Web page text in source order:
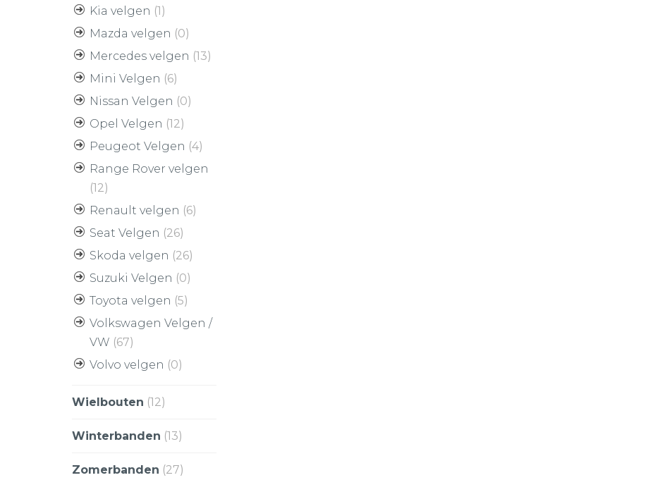
Kia velgen (1)
Mazda velgen (0)
Mercedes velgen (13)
Mini Velgen (6)
Nissan Velgen (0)
Opel Velgen (12)
Peugeot Velgen (4)
Range Rover velgen
(12)
Renault velgen (6)
Seat Velgen (26)
Skoda velgen (26)
Suzuki Velgen (0)
Toyota velgen (5)
Volkswagen Velgen /
VW (67)
Volvo velgen (0)
Wielbouten (12)
Winterbanden (13)
Zomerbanden (27)